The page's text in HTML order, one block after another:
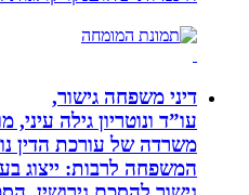
דיני משפחה גישור,
עו”ד ונוטריון גילה עיני,
משרדה של עורכת הדין נותן
המשפחה לרבות: ייצוג